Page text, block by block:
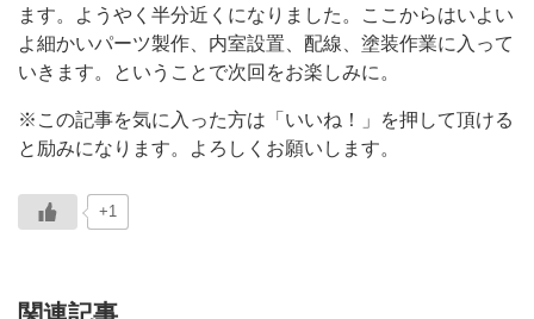
ます。ようやく半分近くになりました。ここからはいよい
よ細かいパーツ製作、内室設置、配線、塗装作業に入って
いきます。ということで次回をお楽しみに。
※この記事を気に入った方は「いいね！」を押して頂ける
と励みになります。よろしくお願いします。
+1
関連記事